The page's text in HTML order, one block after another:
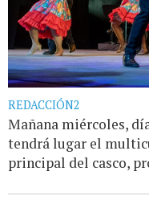
REDACCIÓN2
Mañana miércoles,
tendrá lugar el
principal del casco,